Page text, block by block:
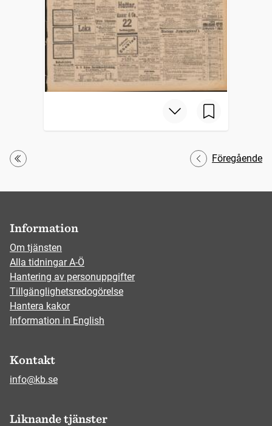
Första
Föregående
Information
Om tjänsten
Alla tidningar A-Ö
Hantering av personuppgifter
Tillgänglighetsredogörelse
Hantera kakor
Information in English
Kontakt
info@kb.se
Liknande tjänster